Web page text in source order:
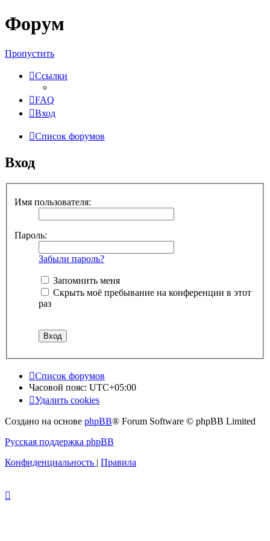
Форум
Пропустить
Ссылки
FAQ
Вход
Список форумов
Вход
Имя пользователя:
Пароль:
Забыли пароль?
Запомнить меня
Скрыть моё пребывание на конференции в этот
раз
Список форумов
Часовой пояс: UTC+05:00
Удалить cookies
Создано на основе phpBB® Forum Software © phpBB Limited
Русская поддержка phpBB
Конфиденциальность | Правила